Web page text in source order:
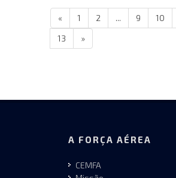
« 1 2 ... 9 10
13
»
A FORÇA AÉREA
CEMFA